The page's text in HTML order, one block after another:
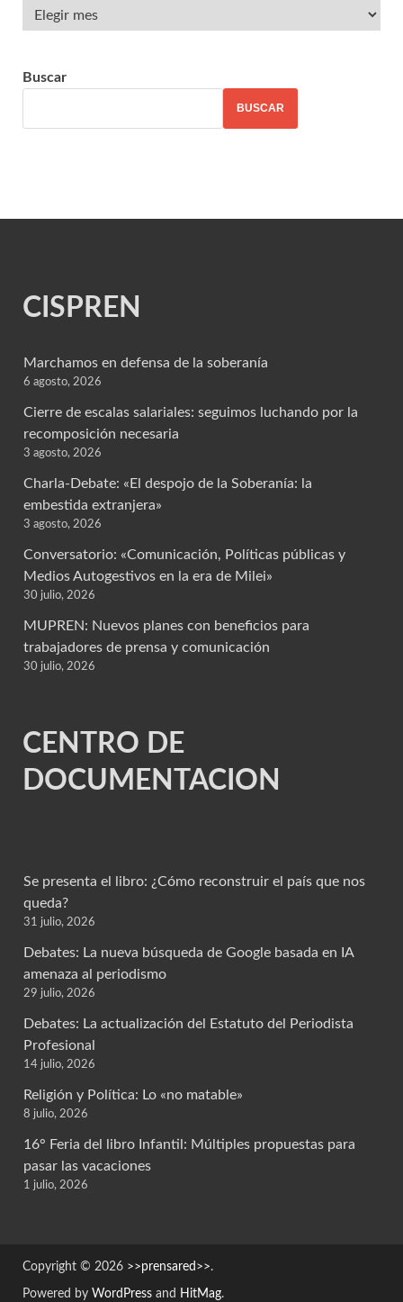
Buscar
BUSCAR
CISPREN
Marchamos en defensa de la soberanía
6 agosto, 2026
Cierre de escalas salariales: seguimos luchando por la
recomposición necesaria
3 agosto, 2026
Charla-Debate: «El despojo de la Soberanía: la
embestida extranjera»
3 agosto, 2026
Conversatorio: «Comunicación, Políticas públicas y
Medios Autogestivos en la era de Milei»
30 julio, 2026
MUPREN: Nuevos planes con beneficios para
trabajadores de prensa y comunicación
30 julio, 2026
CENTRO DE
DOCUMENTACION
Se presenta el libro: ¿Cómo reconstruir el país que nos
queda?
31 julio, 2026
Debates: La nueva búsqueda de Google basada en IA
amenaza al periodismo
29 julio, 2026
Debates: La actualización del Estatuto del Periodista
Profesional
14 julio, 2026
Religión y Política: Lo «no matable»
8 julio, 2026
16° Feria del libro Infantil: Múltiples propuestas para
pasar las vacaciones
1 julio, 2026
Copyright © 2026 >>prensared>>.
Powered by WordPress and HitMag.